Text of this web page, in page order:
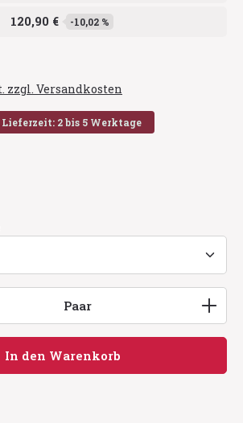
120,90 € -10,02 %
zzgl. Versandkosten
2 bis 5 Werktage
Gib den gewünschten Wert
Paar
In den Warenkorb